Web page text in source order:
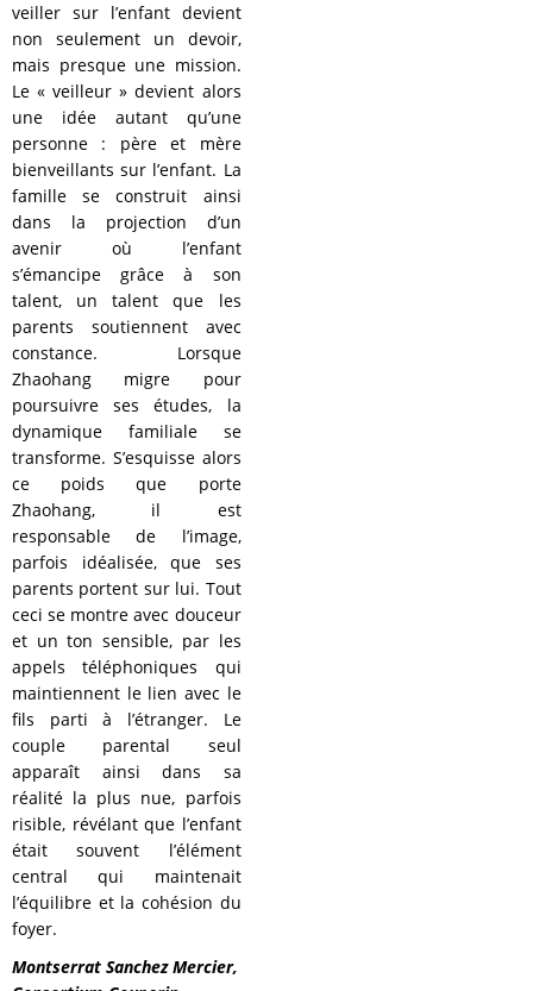
veiller sur l’enfant devient
non seulement un devoir,
mais presque une mission.
Le « veilleur » devient alors
une idée autant qu’une
personne : père et mère
bienveillants sur l’enfant. La
famille se construit ainsi
dans la projection d’un
avenir où l’enfant
s’émancipe grâce à son
talent, un talent que les
parents soutiennent avec
constance. Lorsque
Zhaohang migre pour
poursuivre ses études, la
dynamique familiale se
transforme. S’esquisse alors
ce poids que porte
Zhaohang, il est
responsable de l’image,
parfois idéalisée, que ses
parents portent sur lui. Tout
ceci se montre avec douceur
et un ton sensible, par les
appels téléphoniques qui
maintiennent le lien avec le
fils parti à l’étranger. Le
couple parental seul
apparaît ainsi dans sa
réalité la plus nue, parfois
risible, révélant que l’enfant
était souvent l’élément
central qui maintenait
l’équilibre et la cohésion du
foyer.
Montserrat Sanchez Mercier,